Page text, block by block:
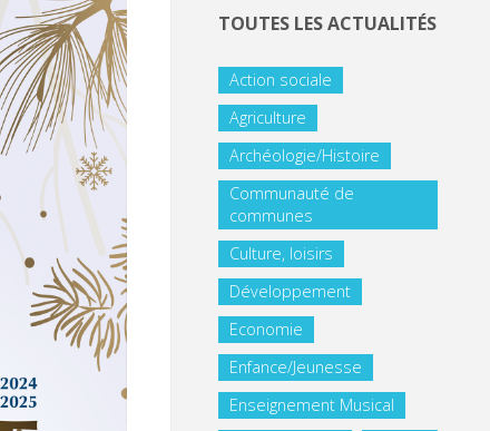
TOUTES LES ACTUALITÉS
Action sociale
Agriculture
Archéologie/Histoire
Communauté de
communes
Culture, loisirs
Développement
Economie
Enfance/Jeunesse
Enseignement Musical